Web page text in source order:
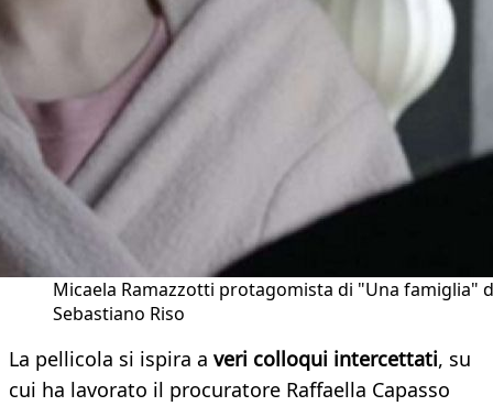
Micaela Ramazzotti protagomista di "Una famiglia"
Sebastiano Riso
La pellicola si ispira a veri colloqui intercettati, su
cui ha lavorato il procuratore Raffaella Capasso